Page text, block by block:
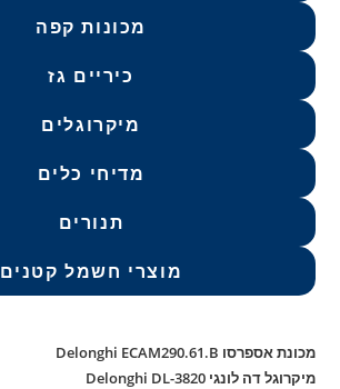
מכונות קפה
כיריים גז
מיקרוגלים
מדיחי כלים
תנורים
מוצרי חשמל קטנים
מכונת אספרסו Delonghi ECAM290.61.B
מיקרוגל דה לונגי Delonghi DL-3820